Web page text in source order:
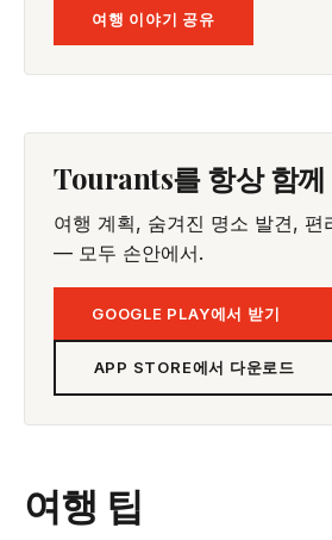
여행 이야기 공유
Tourants를 항상 함께
여행 계획, 숨겨진 명소 발견, 편
— 모두 손안에서.
GOOGLE PLAY에서 받기
APP STORE에서 다운로드
여행 팁